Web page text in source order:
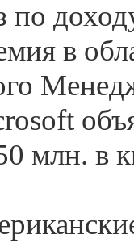
по
в
млн. в